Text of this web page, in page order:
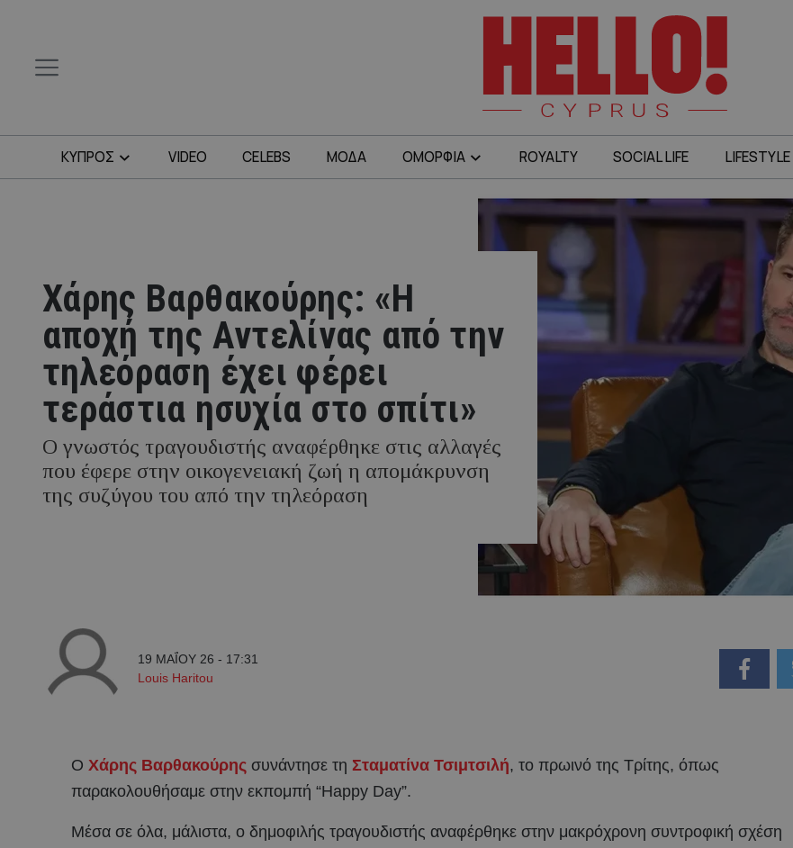
ΚΥΠΡΟΣ VIDEO CELEBS ΜΟΔΑ ΟΜΟΡΦΙΑ ROYALTY SOCIAL LIFE LIFESTYLE
Χάρης Βαρθακούρης: «Η
αποχή της Αντελίνας από την
τηλεόραση έχει φέρει
τεράστια ησυχία στο σπίτι»
Ο γνωστός τραγουδιστής αναφέρθηκε στις αλλαγές
που έφερε στην οικογενειακή ζωή η απομάκρυνση
της συζύγου του από την τηλεόραση
19 ΜΑΪ́ΟΥ 26 - 17:31
Louis Haritou
Ο Χάρης Βαρθακούρης συνάντησε τη Σταματίνα Τσιμτσιλή, το πρωινό της Τρίτης, όπως
παρακολουθήσαμε στην εκπομπή “Happy Day”.
Μέσα σε όλα, μάλιστα, ο δημοφιλής τραγουδιστής αναφέρθηκε στην μακρόχρονη συντροφική σχέση